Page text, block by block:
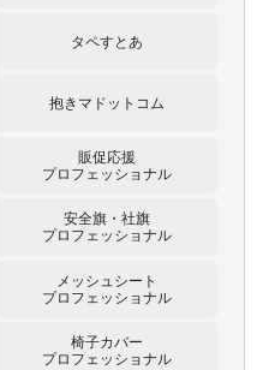
タペすとあ
抱きマドットコム
販促応援
プロフェッショナル
安全旗・社旗
プロフェッショナル
メッシュシート
プロフェッショナル
椅子カバー
プロフェッショナル